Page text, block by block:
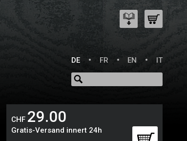
DE
FR EN IT
CHF 29.00
Gratis-Versand innert 24h